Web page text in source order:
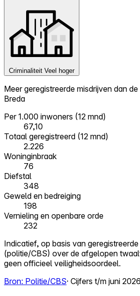
Criminaliteit Veel hoger
Meer geregistreerde misdrijven dan
Breda
Per 1.000 inwoners (12 mnd)
67,10
Totaal geregistreerd (12 mnd)
2.226
Woninginbraak
76
Diefstal
348
Geweld en bedreiging
198
Vernieling en openbare orde
232
Indicatief, op basis van
(politie/CBS) over de afgelopen
geen officieel veiligheidsoordeel.
Bron: Politie/CBS· Cijfers t/m juni 2026